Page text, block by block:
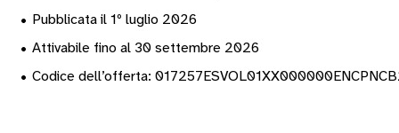
• Pubblicata il 1º luglio 2026
• Attivabile fino al 30 settembre 2026
• Codice dell’offerta: